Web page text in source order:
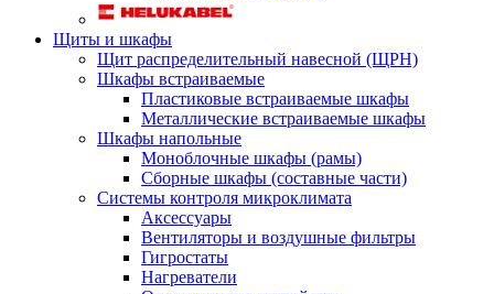
Щиты и шкафы
Щит распределительный навесной (ЩРН)
Шкафы встраиваемые
Пластиковые встраиваемые шкафы
Металлические встраиваемые шкафы
Шкафы напольные
Моноблочные шкафы (рамы)
Сборные шкафы (составные части)
Системы контроля микроклимата
Аксессуары
Вентиляторы и воздушные фильтры
Гигростаты
Нагреватели